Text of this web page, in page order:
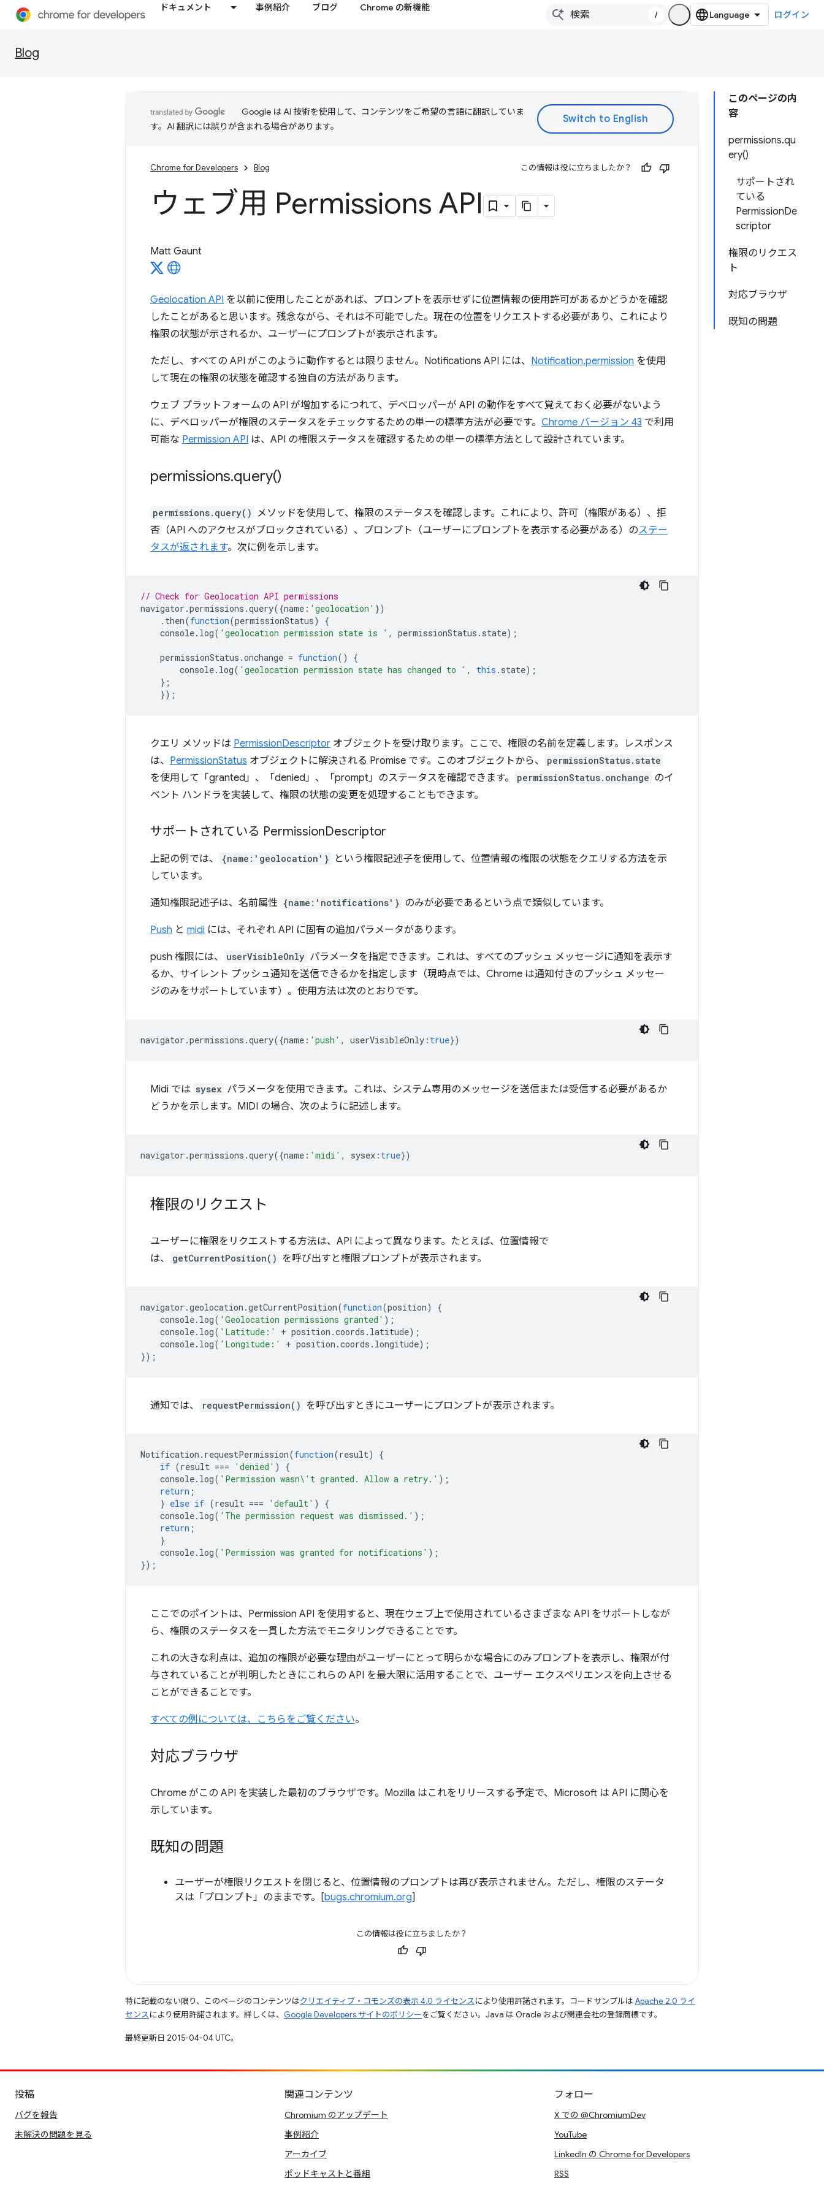
ドキュメント 事例紹介 ブログ Chrome の新機能
/ ログイン
Blog
このページの内
容
permissions.qu
ery()
サポートされ
ている
PermissionDe
scriptor
権限のリクエス
ト
対応ブラウザ
既知の問題
Google は AI 技術を使用して、コンテンツをご希望の言語に翻訳していま
す。AI 翻訳には誤りが含まれる場合があります。
Chrome for Developers Blog この情報は役に立ちましたか？
ウェブ用 Permissions API
Matt Gaunt
Geolocation API を以前に使用したことがあれば、プロンプトを表示せずに位置情報の使用許可があるかどうかを確認
したことがあると思います。残念ながら、それは不可能でした。現在の位置をリクエストする必要があり、これにより
権限の状態が示されるか、ユーザーにプロンプトが表示されます。
ただし、すべての API がこのように動作するとは限りません。Notifications API には、 Notification.permission を使用
して現在の権限の状態を確認する独自の方法があります。
ウェブ プラットフォームの API が増加するにつれて、デベロッパーが API の動作をすべて覚えておく必要がないよう
に、デベロッパーが権限のステータスをチェックするための単一の標準方法が必要です。 Chrome バージョン 43 で利用
可能な Permission API は、API の権限ステータスを確認するための単一の標準方法として設計されています。
permissions.query()
permissions.query()
メソッドを使用して、権限のステータスを確認します。これにより、許可（権限がある）、拒
否（API へのアクセスがブロックされている）、プロンプト（ユーザーにプロンプトを表示する必要がある）のステー
タスが返されます。次に例を示します。
// Check for Geolocation API permissions
navigator .permissions .query({name : 'geolocation' })
. then(function(permissionStatus)
{
console. log( 'geolocation permission state is ' , permissionStatus . state);
permissionStatus .onchange = function()
{
console. log( 'geolocation permission state has changed to ' , this . state);
};
});
クエリ メソッドは PermissionDescriptor オブジェクトを受け取ります。ここで、権限の名前を定義します。レスポンス
は、 PermissionStatus オブジェクトに解決される Promise です。このオブジェクトから、 permissionStatus.state
を使用して「granted」、「denied」、「prompt」のステータスを確認できます。 permissionStatus.onchange のイ
ベント ハンドラを実装して、権限の状態の変更を処理することもできます。
サポートされている PermissionDescriptor
上記の例では、 {name:'geolocation'}
という権限記述子を使用して、位置情報の権限の状態をクエリする方法を示
しています。
通知権限記述子は、名前属性 {name:'notifications'} のみが必要であるという点で類似しています。
Push と midi には、それぞれ API に固有の追加パラメータがあります。
push 権限には、 userVisibleOnly パラメータを指定できます。これは、すべてのプッシュ メッセージに通知を表示す
るか、サイレント プッシュ通知を送信できるかを指定します（現時点では、Chrome は通知付きのプッシュ メッセー
ジのみをサポートしています）。使用方法は次のとおりです。
navigator .permissions .query({name : 'push' , userVisibleOnly : true})
Midi では sysex パラメータを使用できます。これは、システム専用のメッセージを送信または受信する必要があるか
どうかを示します。MIDI の場合、次のように記述します。
navigator .permissions .query({name : 'midi' , sysex : true})
権限のリクエスト
ユーザーに権限をリクエストする方法は、API によって異なります。たとえば、位置情報で
は、
getCurrentPosition() を呼び出すと権限プロンプトが表示されます。
navigator .geolocation .getCurrentPosition(function(position)
{
console. log( 'Geolocation permissions granted' );
console. log( 'Latitude:' + position .coords . latitude);
console. log( 'Longitude:' + position .coords . longitude);
});
通知では、 requestPermission() を呼び出すときにユーザーにプロンプトが表示されます。
Notification . requestPermission(function(result)
{
if (result === 'denied' )
{
console. log( 'Permission wasn\'t granted. Allow a retry.' );
return ;
} else if (result === 'default' )
{
console. log( 'The permission request was dismissed.' );
return ;
}
console. log( 'Permission was granted for notifications' );
});
ここでのポイントは、Permission API を使用すると、現在ウェブ上で使用されているさまざまな API をサポートしなが
ら、権限のステータスを一貫した方法でモニタリングできることです。
これの大きな利点は、追加の権限が必要な理由がユーザーにとって明らかな場合にのみプロンプトを表示し、権限が付
与されていることが判明したときにこれらの API を最大限に活用することで、ユーザー エクスペリエンスを向上させる
ことができることです。
すべての例については、こちらをご覧ください。
対応ブラウザ
Chrome がこの API を実装した最初のブラウザです。Mozilla はこれをリリースする予定で、Microsoft は API に関心を
示しています。
既知の問題
ユーザーが権限リクエストを閉じると、位置情報のプロンプトは再び表示されません。ただし、権限のステータ
スは「プロンプト」のままです。[bugs.chromium.org]
この情報は役に立ちましたか？
特に記載のない限り、このページのコンテンツはクリエイティブ・コモンズの表示 4.0 ライセンスにより使用許諾されます。コードサンプルは Apache 2.0 ライ
センスにより使用許諾されます。詳しくは、 Google Developers サイトのポリシーをご覧ください。Java は Oracle および関連会社の登録商標です。
最終更新日 2015-04-04 UTC。
投稿
バグを報告
未解決の問題を見る
関連コンテンツ
Chromium のアップデート
事例紹介
アーカイブ
ポッドキャストと番組
フォロー
X での @ChromiumDev
YouTube
LinkedIn の Chrome for Developers
RSS